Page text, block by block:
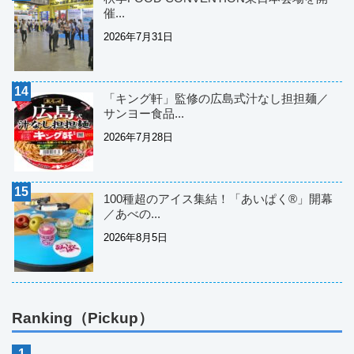
催...
2026年7月31日
「キング軒」監修の広島式汁なし担担麺／
サンヨー食品...
2026年7月28日
100種超のアイス集結！「あいぱく®」開幕
／あべの...
2026年8月5日
Ranking（Pickup）